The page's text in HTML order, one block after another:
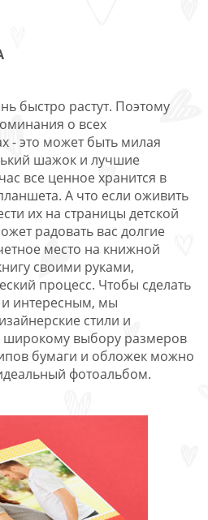
быстро растут. Поэтому
о всех
- это может быть милая
шажок и лучшие
все ценное хранится в
А что если оживить
их на страницы детской
радовать вас долгие
место на книжной
своими руками,
процесс. Чтобы сделать
интересным, мы
стили и
широкому выбору размеров
бумаги и обложек можно
фотоальбом.